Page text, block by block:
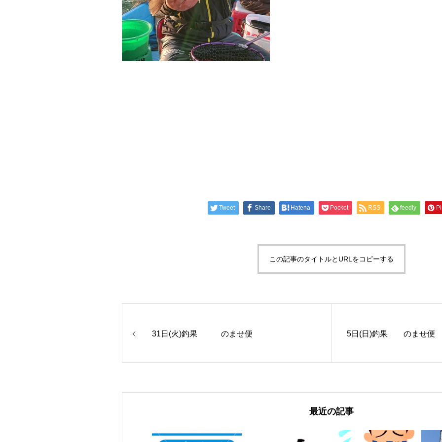
Tweet Share Hatena Pocket RSS feedly
この記事のタイトルとURLをコピーする
31日(火)釣果 のませ便 5日(日)釣果 のませ便
最近の記事